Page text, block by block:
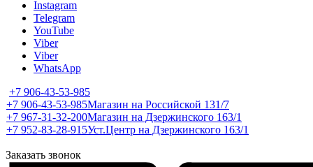
Instagram
Telegram
YouTube
Viber
Viber
WhatsApp
+7 906-43-53-985
+7 906-43-53-985Магазин на Российской 131/7
+7 967-31-32-200Магазин на Дзержинского 163/1
+7 952-83-28-915Уст.Центр на Дзержинского 163/1
Заказать звонок